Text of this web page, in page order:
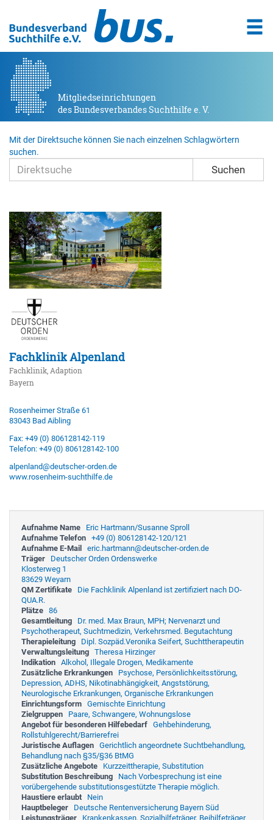
Mitgliedseinrichtungen
des Bundesverbandes Suchthilfe e. V.
Mit der Direktsuche können Sie nach einzelnen Schlagwörtern
suchen.
Suchen
Fachklinik Alpenland
Fachklinik, Adaption
Bayern
Rosenheimer Straße 61
83043 Bad Aibling
Fax: +49 (0) 806128142-119
Telefon: +49 (0) 806128142-100
alpenland@deutscher-orden.de
www.rosenheim-suchthilfe.de
Aufnahme Name
Eric Hartmann/Susanne Sproll
Aufnahme Telefon +49 (0) 806128142-120/121
Aufnahme E-Mail
eric.hartmann@deutscher-orden.de
Träger
Deutscher Orden Ordenswerke
Klosterweg 1
83629 Weyarn
QM Zertifikate
Die Fachklinik Alpenland ist zertifiziert nach DO-
QUA.R.
Plätze 86
Gesamtleitung
Dr. med. Max Braun, MPH; Nervenarzt und
Psychotherapeut, Suchtmedizin, Verkehrsmed. Begutachtung
Therapieleitung
Dipl. Sozpäd.Veronika Seifert, Suchttherapeutin
Verwaltungsleitung Theresa Hirzinger
Indikation Alkohol, Illegale Drogen, Medikamente
Zusätzliche Erkrankungen
Psychose, Persönlichkeitsstörung,
Depression, ADHS, Nikotinabhängigkeit, Angststörung,
Neurologische Erkrankungen, Organische Erkrankungen
Einrichtungsform Gemischte Einrichtung
Zielgruppen
Paare, Schwangere, Wohnungslose
Angebot für besonderen Hilfebedarf Gehbehinderung,
Rollstuhlgerecht/Barrierefrei
Juristische Auflagen Gerichtlich angeordnete Suchtbehandlung,
Behandlung nach §35/§36 BtMG
Zusätzliche Angebote
Kurzzeittherapie, Substitution
Substitution Beschreibung
Nach Vorbesprechung ist eine
vorübergehende substitutionsgestützte Therapie möglich.
Haustiere erlaubt
Nein
Hauptbeleger
Deutsche Rentenversicherung Bayern Süd
Leistungsträger
Krankenkassen, Sozialhilfeträger, Beihilfeträger